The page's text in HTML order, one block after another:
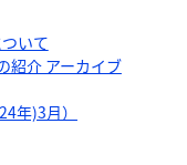
いて
紹介 アーカイブ
年)3月）